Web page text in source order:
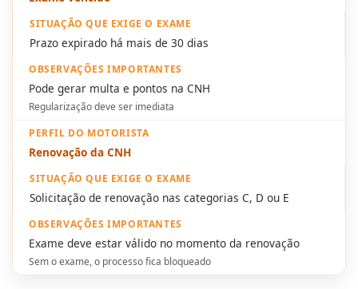
Prazo expirado há mais de 30 dias
Pode gerar multa e pontos na CNH
Regularização deve ser imediata
Renovação da CNH
Solicitação de renovação nas categorias C, D ou E
Exame deve estar válido no momento da renovação
Sem o exame, o processo fica bloqueado